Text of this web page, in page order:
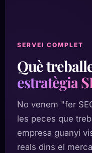
SERVEI COMPLET
Què
estratègia
No venem "fer
les peces que
empresa guanyi
reals dins el